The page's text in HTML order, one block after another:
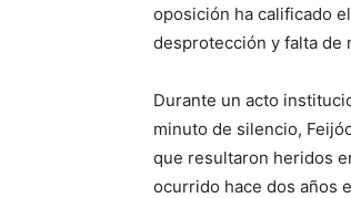
oposición ha calificado
desprotección y falta de
Durante un acto
minuto de silencio,
que resultaron heridos
ocurrido hace dos años